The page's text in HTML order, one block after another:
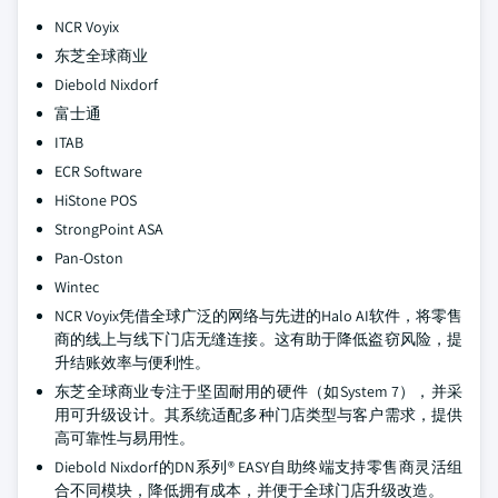
NCR Voyix
东芝全球商业
Diebold Nixdorf
富士通
ITAB
ECR Software
HiStone POS
StrongPoint ASA
Pan-Oston
Wintec
NCR Voyix凭借全球广泛的网络与先进的Halo AI软件，将零售
商的线上与线下门店无缝连接。这有助于降低盗窃风险，提
升结账效率与便利性。
东芝全球商业专注于坚固耐用的硬件（如System 7），并采
用可升级设计。其系统适配多种门店类型与客户需求，提供
高可靠性与易用性。
Diebold Nixdorf的DN系列® EASY自助终端支持零售商灵活组
合不同模块，降低拥有成本，并便于全球门店升级改造。